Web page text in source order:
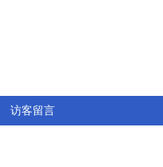
访客留言